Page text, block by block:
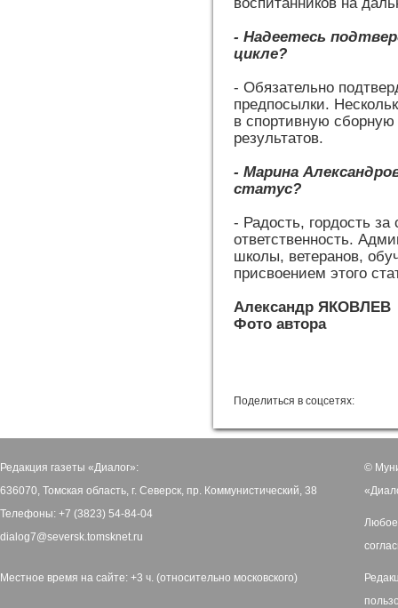
- Надеетесь
цикле?
- Обязательно
предпосылки.
в спортивную
результатов.
- Марина
статус?
- Радость, гордость за
ответственность.
школы, ветеранов,
присвоением этого
Александр ЯКОВЛЕВ
Фото автора
Поделиться в соцсетях:
Редакция газеты «Диалог»:
636070, Томская область, г. Северск, пр. Коммунистический, 38
Телефоны: +7 (3823) 54-84-04
dialog7@seversk.tomsknet.ru
Местное время на сайте: +3 ч. (относительно московского)
©
Любое